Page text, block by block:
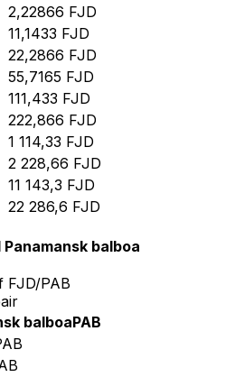
2,22866 FJD
11,1433 FJD
22,2866 FJD
55,7165 FJD
111,433 FJD
222,866 FJD
1 114,33 FJD
2 228,66 FJD
11 143,3 FJD
22 286,6 FJD
balboa
FJD/PAB
balboaPAB